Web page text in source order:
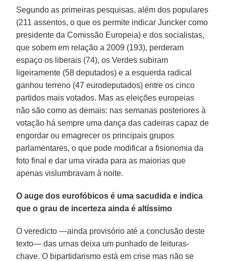
Segundo as primeiras pesquisas, além dos populares
(211 assentos, o que os permite indicar Juncker como
presidente da Comissão Europeia) e dos socialistas,
que sobem em relação a 2009 (193), perderam
espaço os liberais (74), os Verdes subiram
ligeiramente (58 deputados) e a esquerda radical
ganhou terreno (47 eurodeputados) entre os cinco
partidos mais votados. Mas as eleições europeias
não são como as demais: nas semanas posteriores à
votação há sempre uma dança das cadeiras capaz de
engordar ou emagrecer os principais grupos
parlamentares, o que pode modificar a fisionomia da
foto final e dar uma virada para as maiorias que
apenas vislumbravam à noite.
O auge dos eurofóbicos é uma sacudida e indica
que o grau de incerteza ainda é altíssimo
O veredicto —ainda provisório até a conclusão deste
texto— das urnas deixa um punhado de leituras-
chave. O bipartidarismo está em crise mas não se